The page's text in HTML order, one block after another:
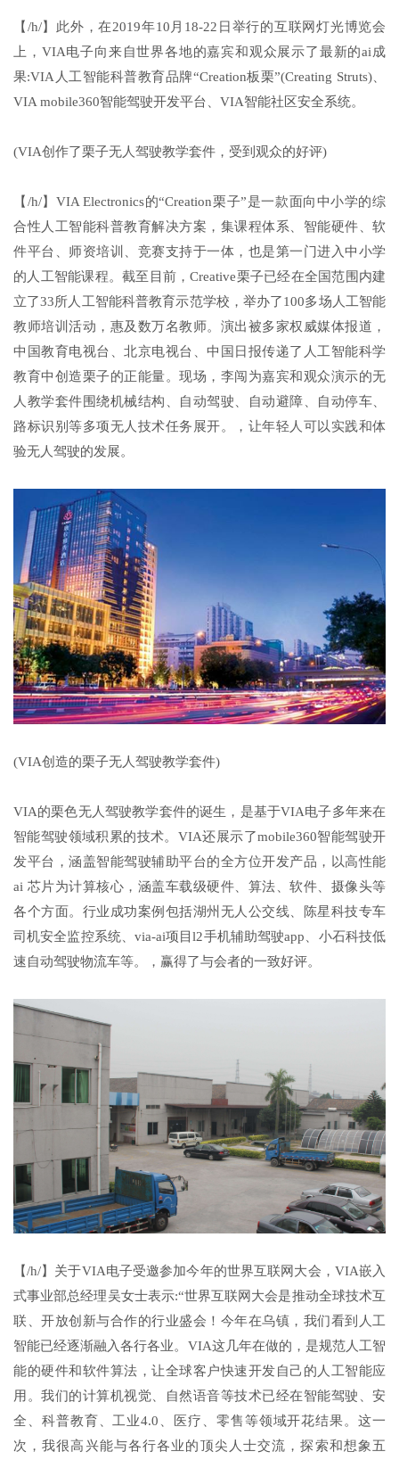
【/h/】此外，在2019年10月18-22日举行的互联网灯光博览会
上，VIA电子向来自世界各地的嘉宾和观众展示了最新的ai成
果:VIA人工智能科普教育品牌“Creation板栗”(Creating Struts)、
VIA mobile360智能驾驶开发平台、VIA智能社区安全系统。
(VIA创作了栗子无人驾驶教学套件，受到观众的好评)
【/h/】VIA Electronics的“Creation栗子”是一款面向中小学的综
合性人工智能科普教育解决方案，集课程体系、智能硬件、软
件平台、师资培训、竞赛支持于一体，也是第一门进入中小学
的人工智能课程。截至目前，Creative栗子已经在全国范围内建
立了33所人工智能科普教育示范学校，举办了100多场人工智能
教师培训活动，惠及数万名教师。演出被多家权威媒体报道，
中国教育电视台、北京电视台、中国日报传递了人工智能科学
教育中创造栗子的正能量。现场，李闯为嘉宾和观众演示的无
人教学套件围绕机械结构、自动驾驶、自动避障、自动停车、
路标识别等多项无人技术任务展开。，让年轻人可以实践和体
验无人驾驶的发展。
(VIA创造的栗子无人驾驶教学套件)
VIA的栗色无人驾驶教学套件的诞生，是基于VIA电子多年来在
智能驾驶领域积累的技术。VIA还展示了mobile360智能驾驶开
发平台，涵盖智能驾驶辅助平台的全方位开发产品，以高性能
ai 芯片为计算核心，涵盖车载级硬件、算法、软件、摄像头等
各个方面。行业成功案例包括湖州无人公交线、陈星科技专车
司机安全监控系统、via-ai项目l2手机辅助驾驶app、小石科技低
速自动驾驶物流车等。，赢得了与会者的一致好评。
【/h/】关于VIA电子受邀参加今年的世界互联网大会，VIA嵌入
式事业部总经理吴女士表示:“世界互联网大会是推动全球技术互
联、开放创新与合作的行业盛会！今年在乌镇，我们看到人工
智能已经逐渐融入各行各业。VIA这几年在做的，是规范人工智
能的硬件和软件算法，让全球客户快速开发自己的人工智能应
用。我们的计算机视觉、自然语音等技术已经在智能驾驶、安
全、科普教育、工业4.0、医疗、零售等领域开花结果。这一
次，我很高兴能与各行各业的顶尖人士交流，探索和想象五